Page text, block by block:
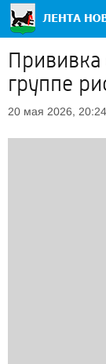
Прививка
группе
20 мая 2026, 20:24